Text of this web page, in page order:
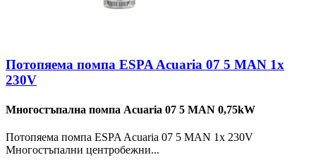
Потопяема помпа ESPA Acuaria 07 5 MAN 1x
230V
Многостъпална помпа Acuaria 07 5 MAN 0,75kW
Потопяема помпа ESPA Acuaria 07 5 MAN 1x 230V
Многостъпални центробежни...